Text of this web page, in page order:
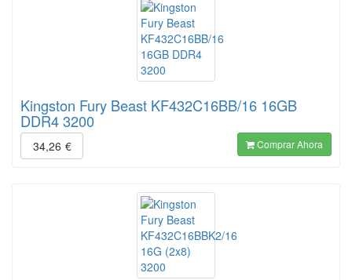
Kingston Fury Beast KF432C16BB/16 16GB
DDR4 3200
34,26 € Comprar Ahora